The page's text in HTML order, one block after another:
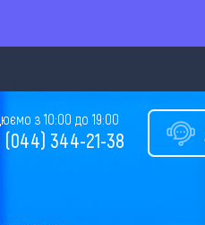
з 10:00 до 19:00
(044) 344-21-38